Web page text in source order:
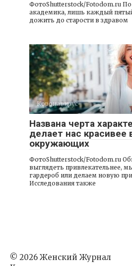
ФотоShutterstock/Fotodom.ru
академика, лишь каждый
дожить до старости в здравом
Коронавирус
Названа черта
делает нас красивее
окружающих
ФотоShutterstock/Fotodom.ru
выглядеть привлекательнее,
гардероб или делаем новую
Исследования также
© 2026 Женский Журнал